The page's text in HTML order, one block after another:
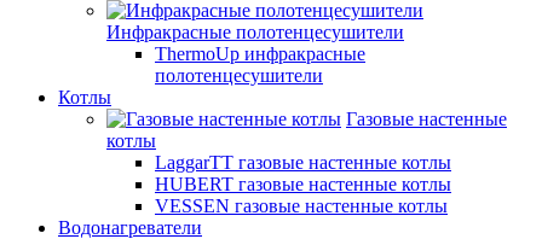
Инфракрасные полотенцесушители
ThermoUp инфракрасные
полотенцесушители
Котлы
Газовые настенные
котлы
LaggarTT газовые настенные котлы
HUBERT газовые настенные котлы
VESSEN газовые настенные котлы
Водонагреватели